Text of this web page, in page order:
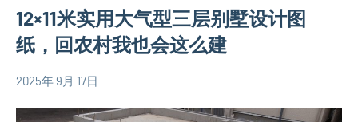
12×11米实用大气型三层别墅设计图
纸，回农村我也会这么建
平
2025年 9月 17日
yacool